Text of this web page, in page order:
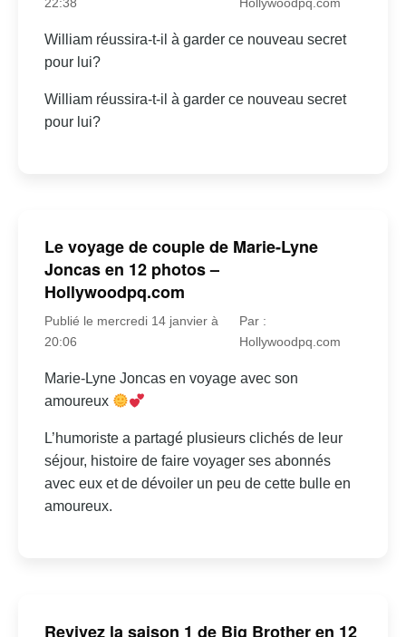
William réussira-t-il à garder ce nouveau secret
pour lui?
William réussira-t-il à garder ce nouveau secret
pour lui?
Le voyage de couple de Marie-Lyne
Joncas en 12 photos –
Hollywoodpq.com
Publié le mercredi 14 janvier à
20:06
Par :
Hollywoodpq.com
Marie-Lyne Joncas en voyage avec son
amoureux
L’humoriste a partagé plusieurs clichés de leur
séjour, histoire de faire voyager ses abonnés
avec eux et de dévoiler un peu de cette bulle en
amoureux.
Revivez la saison 1 de Big Brother en 12